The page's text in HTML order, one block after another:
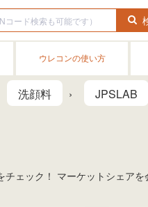
ウレコンの使い方
洗顔料 JPSLAB
ェック！ マーケットシェア